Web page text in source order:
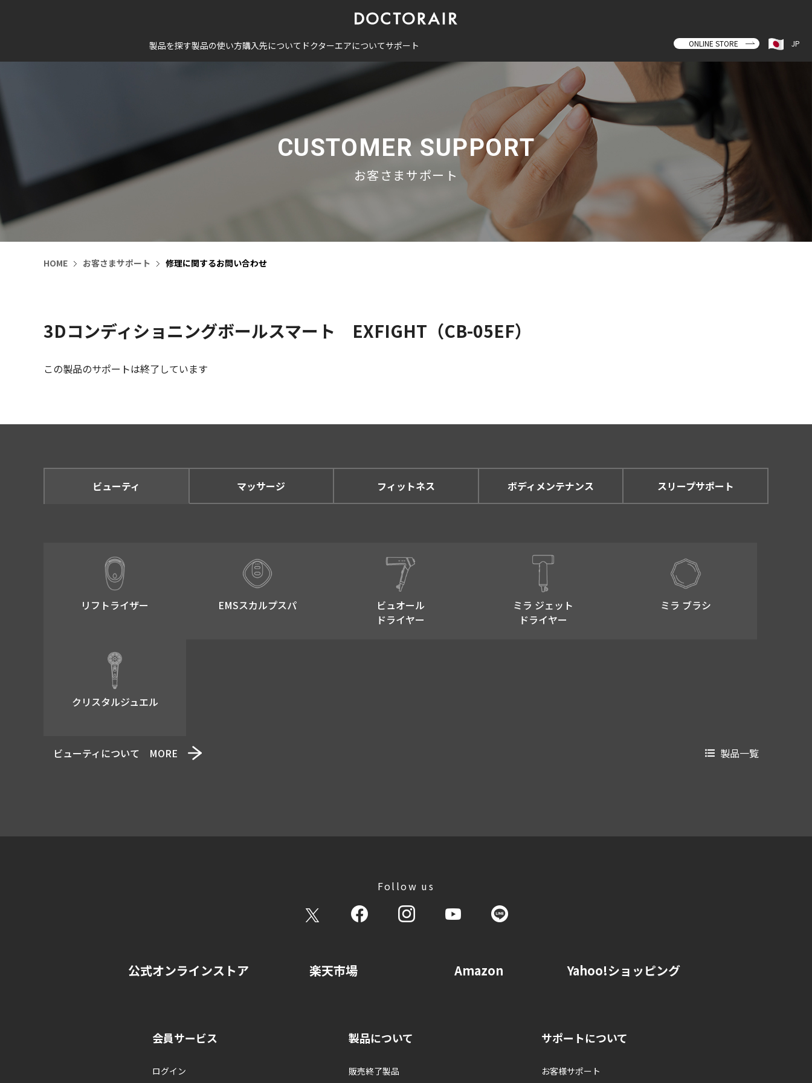
製品を探す製品の使い方購入先について ドクターエアについてサポート ONLINE STORE JP
CUSTOMER SUPPORT
お客さまサポート
HOME お客さまサポート 修理に関するお問い合わせ
3Dコンディショニングボールスマート EXFIGHT（CB-05EF）
この製品のサポートは終了しています
ビューティ マッサージ フィットネス ボディメンテナンス スリープサポート
リフトライザー​ EMSスカルプスパ​
ビュオール
ドライヤー
ミラ ジェット
ドライヤー
ミラ ブラシ
クリスタルジュエル
ビューティについて MORE 製品一覧
Follow us
公式オンラインストア 楽天市場 Amazon Yahoo!ショッピング
会員サービス
ログイン
製品について
販売終了製品
サポートについて
お客様サポート